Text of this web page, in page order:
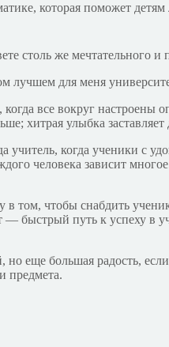
которая поможет
столь же мечтательного
для меня
все вокруг
хитрая улыбка
учитель, когда ученики с
человека зависит
том, чтобы снабдить
быстрый путь к успеху в
но еще большая радость,
предмета.